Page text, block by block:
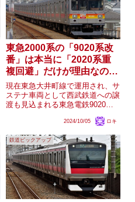
東急2000系の「9020系改
番」は本当に「2020系重
複回避」だけが理由なの
か？
現在東急大井町線で運用され、サ
ステナ車両として西武鉄道への譲
渡も見込まれる東急電鉄9020
番号で、転用時や正規編成に組み
ます。改番に至った理由として、
「M2車（デハ2250,23...
2024/10/05 ロキ
鉄道ピックアップ